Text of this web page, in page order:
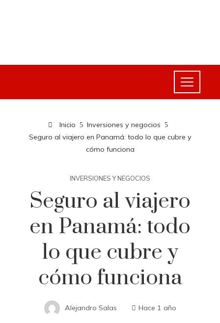
Inicio
Inversiones y negocios
Seguro al viajero en Panamá: todo lo que cubre y
cómo funciona
INVERSIONES Y NEGOCIOS
Seguro al viajero
en Panamá: todo
lo que cubre y
cómo funciona
Alejandro Salas Hace 1 año